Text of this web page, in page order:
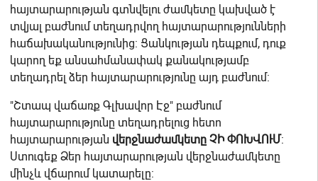
հայտարարության գտնվելու ժամկետը կախված է
տվյալ բաժնում տեղադրվող հայտարարությունների
հաճախականությունից: Ցանկության դեպքում, դուք
կարող եք անսահմանափակ քանակությամբ
տեղադրել ձեր հայտարարությունը այդ բաժնում:
"Շտապ վաճառք Գլխավոր Էջ" բաժնում
հայտարարությունը տեղադրելուց հետո
հայտարարության վերջնաժամկետը ՉԻ ՓՈԽՎՈՒՄ:
Ստուգեք Ձեր հայտարարության վերջնաժամկետը
մինչև վճարում կատարելը: